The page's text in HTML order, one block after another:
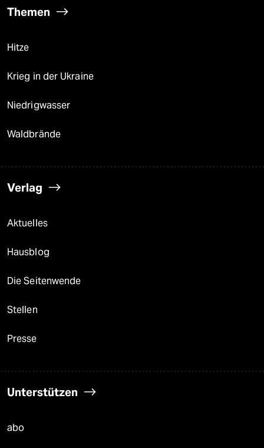
Themen
Hitze
Krieg in der Ukraine
Niedrigwasser
Waldbrände
Verlag
Aktuelles
Hausblog
Die Seitenwende
Stellen
Presse
Unterstützen
abo